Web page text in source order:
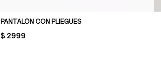
PANTALÓN CON PLIEGUES
PRICE:
$ 2999